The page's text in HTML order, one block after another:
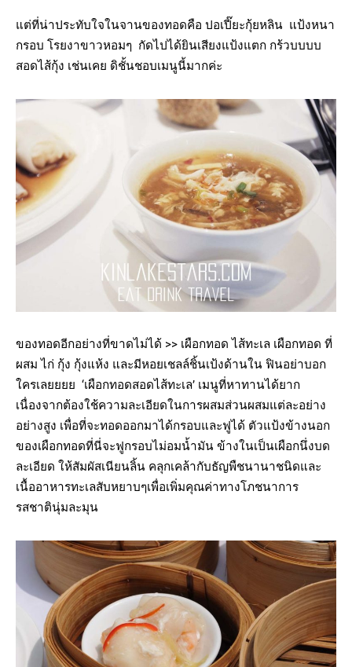
แต่ที่น่าประทับใจในจานของทอดคือ ปอเปี๊ยะกุ้ยหลิน แป้งหนา
กรอบ โรยงาขาวหอมๆ กัดไปได้ยินเสียงแป้งแตก กร้วบบบบ
สอดไส้กุ้ง เช่นเคย ดิชั้นชอบเมนูนี้มากค่ะ
ของทอดอีกอย่างที่ขาดไม่ได้ >> เผือกทอด ไส้ทะเล เผือกทอด ที่
ผสม ไก่ กุ้ง กุ้งแห้ง และมีหอยเชลล์ชิ้นเป้งด้านใน ฟินอย่าบอก
ใครเลยยยย ‘เผือกทอดสอดไส้ทะเล’ เมนูที่หาทานได้ยาก
เนื่องจากต้องใช้ความละเอียดในการผสมส่วนผสมแต่ละอย่าง
อย่างสูง เพื่อที่จะทอดออกมาได้กรอบและฟูได้ ตัวแป้งข้างนอก
ของเผือกทอดที่นี่จะฟูกรอบไม่อมน้ำมัน ข้างในเป็นเผือกนึ่งบด
ละเอียด ให้สัมผัสเนียนลิ้น คลุกเคล้ากับธัญพืชนานาชนิดและ
เนื้ออาหารทะเลสับหยาบๆเพื่อเพิ่มคุณค่าทางโภชนาการ
รสชาตินุ่มละมุน